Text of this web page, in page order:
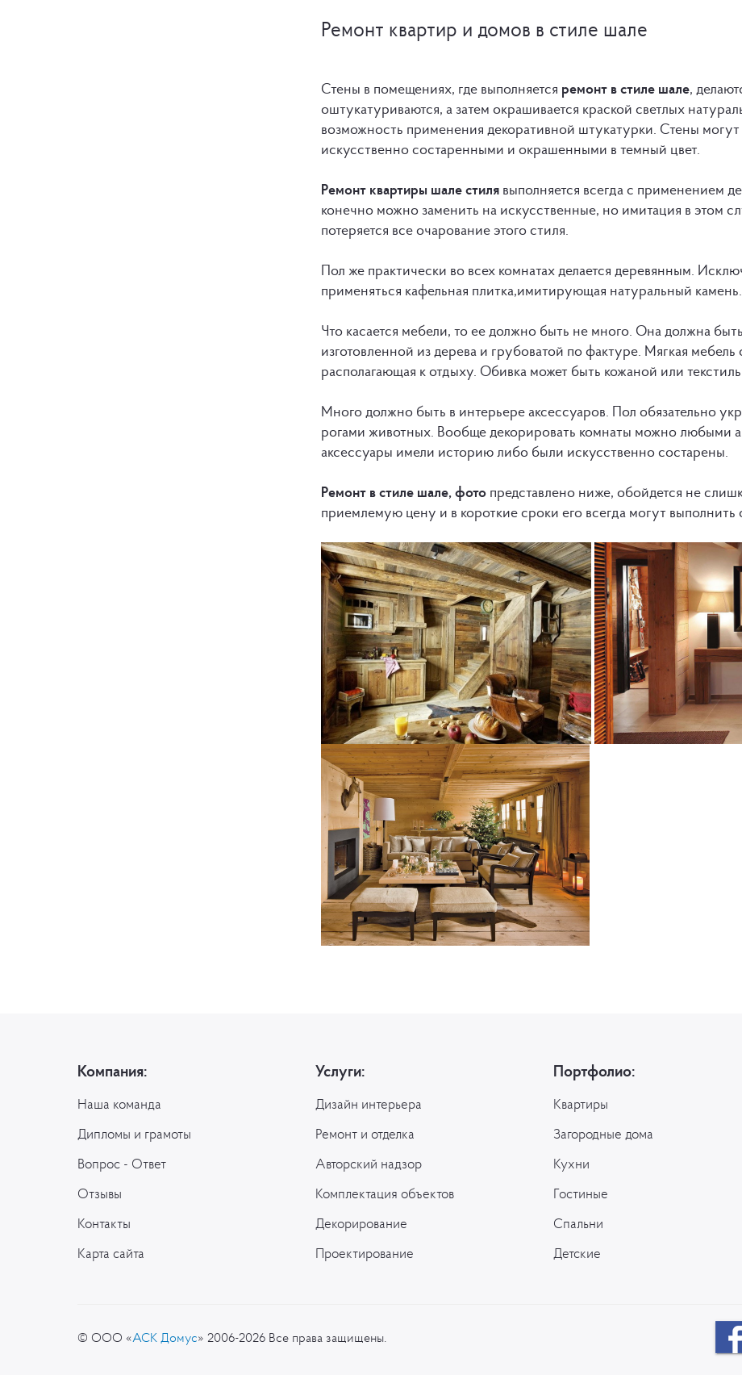
Ремонт квартир и домов в стиле шале
Стены в помещениях, где выполняется ремонт в стиле шале,
оштукатуриваются, а затем окрашивается краской светлых
возможность применения декоративной штукатурки. Стены
искусственно состаренными и окрашенными в темный цвет.
Ремонт квартиры шале стиля выполняется всегда с применением
конечно можно заменить на искусственные, но имитация в этом
потеряется все очарование этого стиля.
Пол же практически во всех комнатах делается деревянным.
применяться кафельная плитка,имитирующая натуральный камень.
Что касается мебели, то ее должно быть не много. Она должна
изготовленной из дерева и грубоватой по фактуре. Мягкая
располагающая к отдыху. Обивка может быть кожаной или
Много должно быть в интерьере аксессуаров. Пол обязательно
рогами животных. Вообще декорировать комнаты можно любыми
аксессуары имели историю либо были искусственно состарены.
Ремонт в стиле шале, фото представлено ниже, обойдется не
приемлемую цену и в короткие сроки его всегда могут
Компания:
Наша команда
Дипломы и грамоты
Вопрос - Ответ
Отзывы
Контакты
Карта сайта
Услуги:
Дизайн интерьера
Ремонт и отделка
Авторский надзор
Комплектация объектов
Декорирование
Проектирование
Портфолио:
Квартиры
Загородные дома
Кухни
Гостиные
Спальни
Детские
© ООО «АСК Домус» 2006-2026 Все права защищены.